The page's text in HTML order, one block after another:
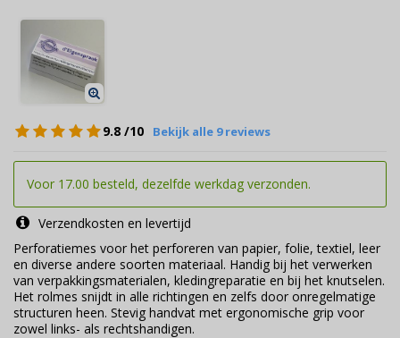
9.8 /10 Bekijk alle 9 reviews
Voor 17.00 besteld, dezelfde werkdag verzonden.
Verzendkosten en levertijd
Perforatiemes voor het perforeren van papier, folie, textiel, leer
en diverse andere soorten materiaal. Handig bij het verwerken
van verpakkingsmaterialen, kledingreparatie en bij het knutselen.
Het rolmes snijdt in alle richtingen en zelfs door onregelmatige
structuren heen. Stevig handvat met ergonomische grip voor
zowel links- als rechtshandigen.